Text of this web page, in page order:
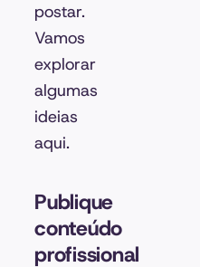
postar.
Vamos
explorar
algumas
ideias
aqui.
Publique
conteúdo
profissional